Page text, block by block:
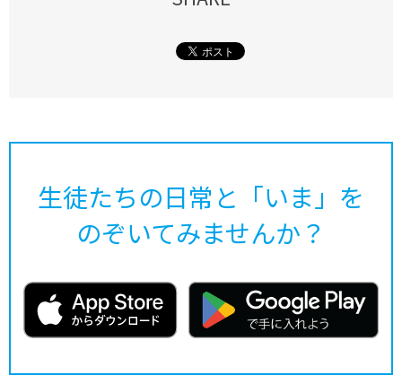
生徒たちの日常と「いま」を
のぞいてみませんか？